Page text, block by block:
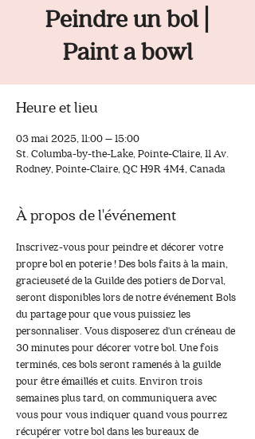
Peindre un bol |
Paint a bowl
Heure et lieu
03 mai 2025, 11:00 – 15:00
St. Columba-by-the-Lake, Pointe-Claire, 11 Av.
Rodney, Pointe-Claire, QC H9R 4M4, Canada
À propos de l'événement
Inscrivez-vous pour peindre et décorer votre
propre bol en poterie ! Des bols faits à la main,
gracieuseté de la Guilde des potiers de Dorval,
seront disponibles lors de notre événement Bols
du partage pour que vous puissiez les
personnaliser. Vous disposerez d'un créneau de
30 minutes pour décorer votre bol. Une fois
terminés, ces bols seront ramenés à la guilde
pour être émaillés et cuits. Environ trois
semaines plus tard, on communiquera avec
vous pour vous indiquer quand vous pourrez
récupérer votre bol dans les bureaux de